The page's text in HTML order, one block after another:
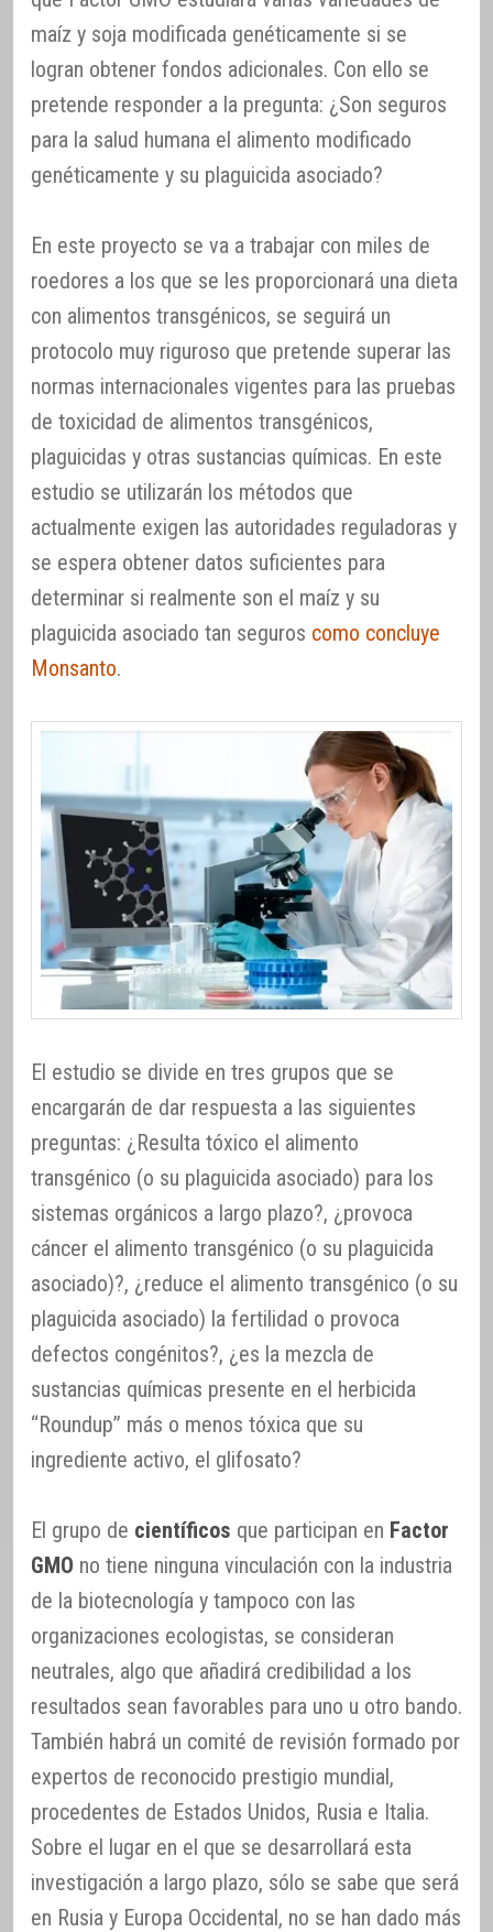
maíz y soja modificada genéticamente si se
logran obtener fondos adicionales. Con ello se
pretende responder a la pregunta: ¿Son seguros
para la salud humana el alimento modificado
genéticamente y su plaguicida asociado?
En este proyecto se va a trabajar con miles de
roedores a los que se les proporcionará una dieta
con alimentos transgénicos, se seguirá un
protocolo muy riguroso que pretende superar las
normas internacionales vigentes para las pruebas
de toxicidad de alimentos transgénicos,
plaguicidas y otras sustancias químicas. En este
estudio se utilizarán los métodos que
actualmente exigen las autoridades reguladoras y
se espera obtener datos suficientes para
determinar si realmente son el maíz y su
plaguicida asociado tan seguros como concluye
Monsanto.
El estudio se divide en tres grupos que se
encargarán de dar respuesta a las siguientes
preguntas: ¿Resulta tóxico el alimento
transgénico (o su plaguicida asociado) para los
sistemas orgánicos a largo plazo?, ¿provoca
cáncer el alimento transgénico (o su plaguicida
asociado)?, ¿reduce el alimento transgénico (o su
plaguicida asociado) la fertilidad o provoca
defectos congénitos?, ¿es la mezcla de
sustancias químicas presente en el herbicida
“Roundup” más o menos tóxica que su
ingrediente activo, el glifosato?
El grupo de científicos que participan en Factor
GMO no tiene ninguna vinculación con la industria
de la biotecnología y tampoco con las
organizaciones ecologistas, se consideran
neutrales, algo que añadirá credibilidad a los
resultados sean favorables para uno u otro bando.
También habrá un comité de revisión formado por
expertos de reconocido prestigio mundial,
procedentes de Estados Unidos, Rusia e Italia.
Sobre el lugar en el que se desarrollará esta
investigación a largo plazo, sólo se sabe que será
en Rusia y Europa Occidental, no se han dado más